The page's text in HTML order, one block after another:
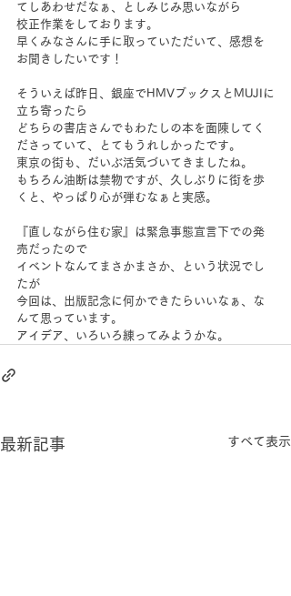
てしあわせだなぁ、としみじみ思いながら
校正作業をしております。
早くみなさんに手に取っていただいて、感想を
お聞きしたいです！
そういえば昨日、銀座でHMVブックスとMUJIに
立ち寄ったら
どちらの書店さんでもわたしの本を面陳してく
ださっていて、とてもうれしかったです。
東京の街も、だいぶ活気づいてきましたね。
もちろん油断は禁物ですが、久しぶりに街を歩
くと、やっぱり心が弾むなぁと実感。
『直しながら住む家』は緊急事態宣言下での発
売だったので
イベントなんてまさかまさか、という状況でし
たが
今回は、出版記念に何かできたらいいなぁ、な
んて思っています。
アイデア、いろいろ練ってみようかな。
最新記事 すべて表示